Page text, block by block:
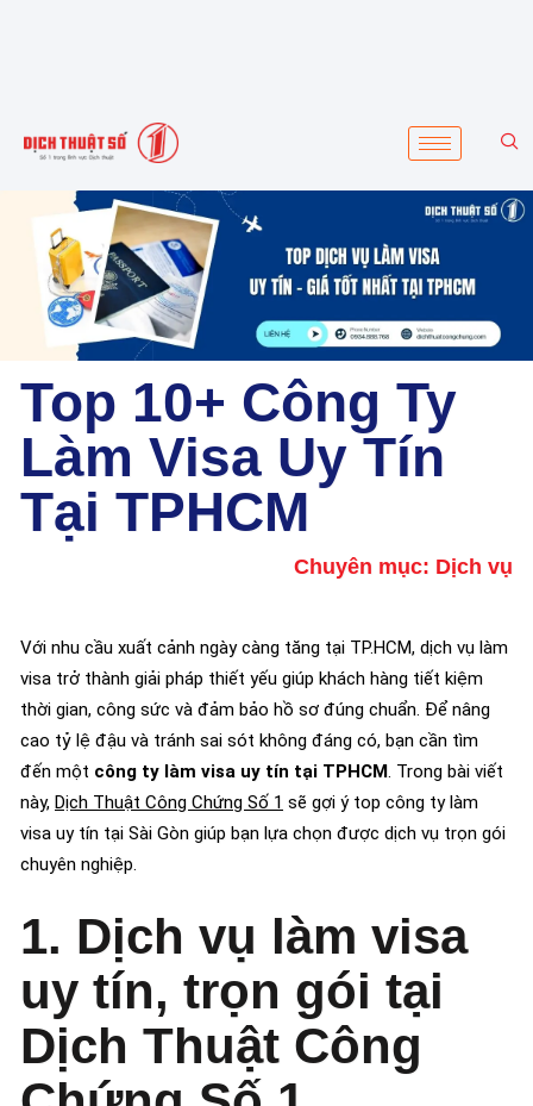
Top 10+ Công Ty
Làm Visa Uy Tín
Tại TPHCM
Chuyên mục: Dịch vụ
Với nhu cầu xuất cảnh ngày càng tăng tại TP.HCM, dịch vụ làm
visa trở thành giải pháp thiết yếu giúp khách hàng tiết kiệm
thời gian, công sức và đảm bảo hồ sơ đúng chuẩn. Để nâng
cao tỷ lệ đậu và tránh sai sót không đáng có, bạn cần tìm
đến một công ty làm visa uy tín tại TPHCM. Trong bài viết
này, Dịch Thuật Công Chứng Số 1 sẽ gợi ý top công ty làm
visa uy tín tại Sài Gòn giúp bạn lựa chọn được dịch vụ trọn gói
chuyên nghiệp.
1. Dịch vụ làm visa
uy tín, trọn gói tại
Dịch Thuật Công